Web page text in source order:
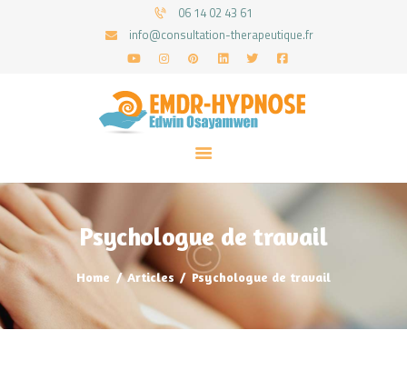
06 14 02 43 61
info@consultation-therapeutique.fr
Psychologue de travail
Home Articles Psychologue de travail
ACCUEIL
MON APPROCHE
ARTICLES
CONSULTATIONS
PRENEZ UN RDV